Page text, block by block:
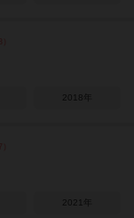
2018年
2021年